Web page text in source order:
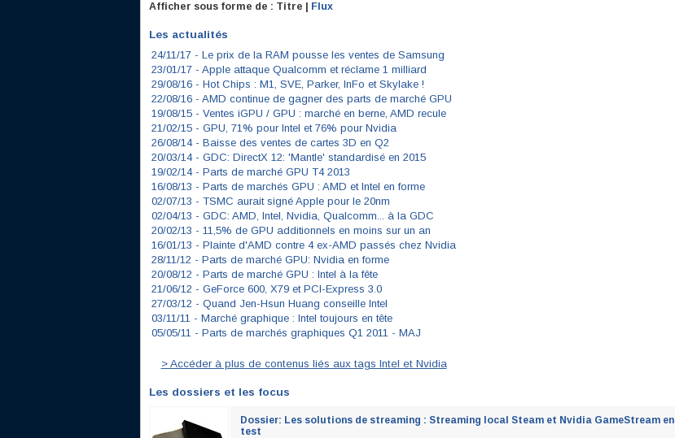
Afficher sous forme de : Titre | Flux
Les actualités
24/11/17 - Le prix de la RAM pousse les ventes de Samsung
23/01/17 - Apple attaque Qualcomm et réclame 1 milliard
29/08/16 - Hot Chips : M1, SVE, Parker, InFo et Skylake !
22/08/16 - AMD continue de gagner des parts de marché GPU
19/08/15 - Ventes iGPU / GPU : marché en berne, AMD recule
21/02/15 - GPU, 71% pour Intel et 76% pour Nvidia
26/08/14 - Baisse des ventes de cartes 3D en Q2
20/03/14 - GDC: DirectX 12: 'Mantle' standardisé en 2015
19/02/14 - Parts de marché GPU T4 2013
16/08/13 - Parts de marchés GPU : AMD et Intel en forme
02/07/13 - TSMC aurait signé Apple pour le 20nm
02/04/13 - GDC: AMD, Intel, Nvidia, Qualcomm... à la GDC
20/02/13 - 11,5% de GPU additionnels en moins sur un an
16/01/13 - Plainte d'AMD contre 4 ex-AMD passés chez Nvidia
28/11/12 - Parts de marché GPU: Nvidia en forme
20/08/12 - Parts de marché GPU : Intel à la fête
21/06/12 - GeForce 600, X79 et PCI-Express 3.0
27/03/12 - Quand Jen-Hsun Huang conseille Intel
03/11/11 - Marché graphique : Intel toujours en tête
05/05/11 - Parts de marchés graphiques Q1 2011 - MAJ
> Accéder à plus de contenus liés aux tags Intel et Nvidia
Les dossiers et les focus
Dossier: Les solutions de streaming : Streaming local Steam et Nvidia GameStream en
test